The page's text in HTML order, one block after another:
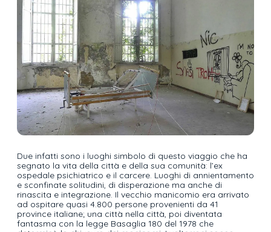
Due infatti sono i luoghi simbolo di questo viaggio che ha
segnato la vita della città e della sua comunità: l’ex
ospedale psichiatrico e il carcere. Luoghi di annientamento
e sconfinate solitudini, di disperazione ma anche di
rinascita e integrazione. Il vecchio manicomio era arrivato
ad ospitare quasi 4.800 persone provenienti da 41
province italiane; una città nella città, poi diventata
fantasma con la legge Basaglia 180 del 1978 che